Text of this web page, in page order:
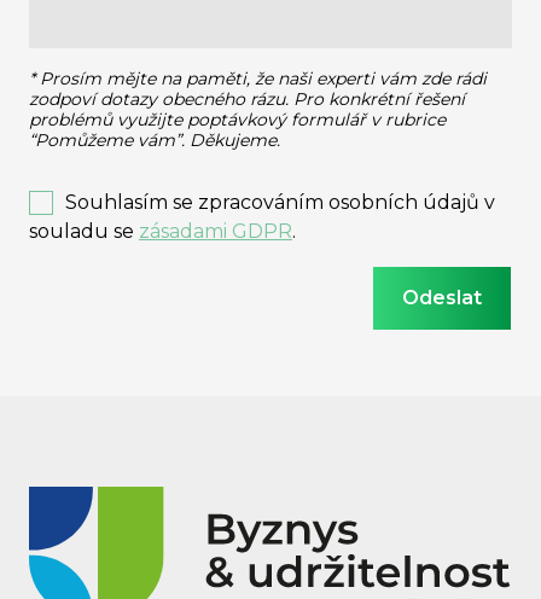
* Prosím mějte na paměti, že naši experti vám zde rádi
zodpoví dotazy obecného rázu. Pro konkrétní řešení
problémů využijte poptávkový formulář v rubrice
“Pomůžeme vám”. Děkujeme.
Souhlasím se zpracováním osobních údajů v
souladu se zásadami GDPR.